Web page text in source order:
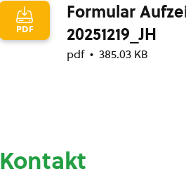
PDF
Formular
20251219_JH
pdf 385.03 KB
Kontakt